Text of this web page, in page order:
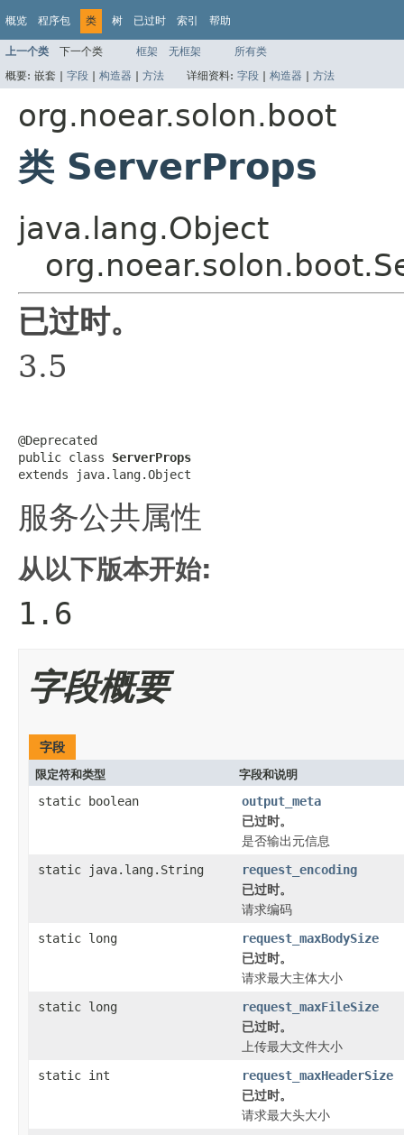
概览 程序包 类 树 已过时 索引 帮助
上一个类 下一个类 框架 无框架
所有类
概要: 嵌套 | 字段 | 构造器 | 方法 详细资料: 字段 | 构造器 | 方法
org.noear.solon.boot
类 ServerProps
java.lang.Object
已过时。
3.5
@Deprecated
public class ServerProps
extends java.lang.Object
服务公共属性
从以下版本开始:
1.6
字段概要
字段
限定符和类型 字段和说明
static boolean
output_meta
已过时。
是否输出元信息
static java.lang.String
request_encoding
已过时。
请求编码
static long
request_maxBodySize
已过时。
请求最大主体大小
static long
request_maxFileSize
已过时。
上传最大文件大小
static int
request_maxHeaderSize
已过时。
请求最大头大小